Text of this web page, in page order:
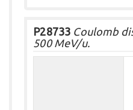
P28733 Coulomb
500 MeV/u.